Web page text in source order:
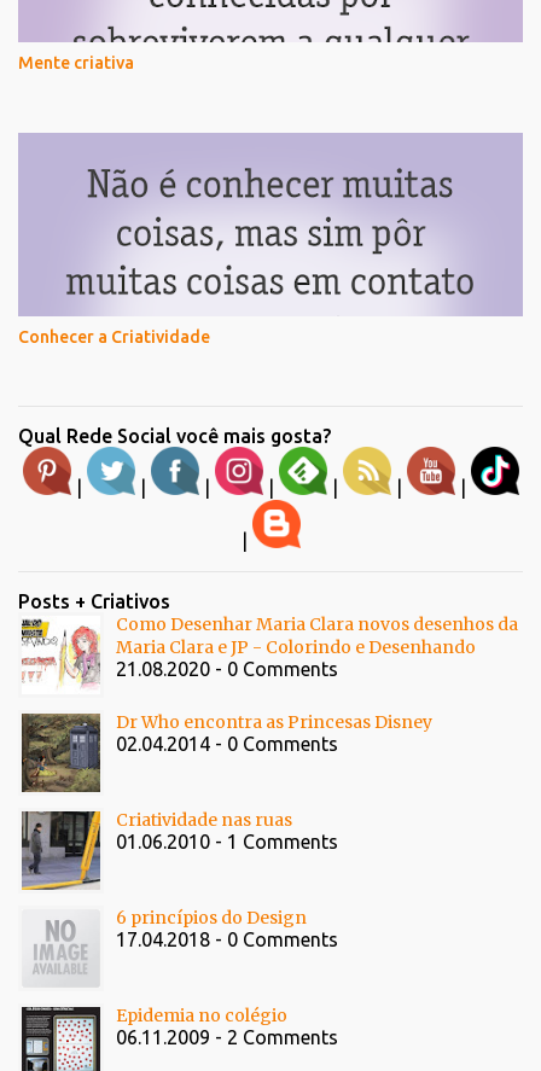
Mente criativa
Conhecer a Criatividade
Qual Rede Social você mais gosta?
| | | | | | |
Posts + Criativos
Como Desenhar Maria Clara novos desenhos da
Maria Clara e JP - Colorindo e Desenhando
21.08.2020 - 0 Comments
Dr Who encontra as Princesas Disney
02.04.2014 - 0 Comments
Criatividade nas ruas
01.06.2010 - 1 Comments
6 princípios do Design
17.04.2018 - 0 Comments
Epidemia no colégio
06.11.2009 - 2 Comments